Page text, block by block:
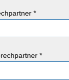
*
*